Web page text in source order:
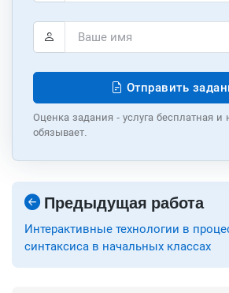
Отправить
Оценка задания - услуга бесплатная и
обязывает.
Предыдущая работа
Интерактивные технологии в
синтаксиса в начальных классах